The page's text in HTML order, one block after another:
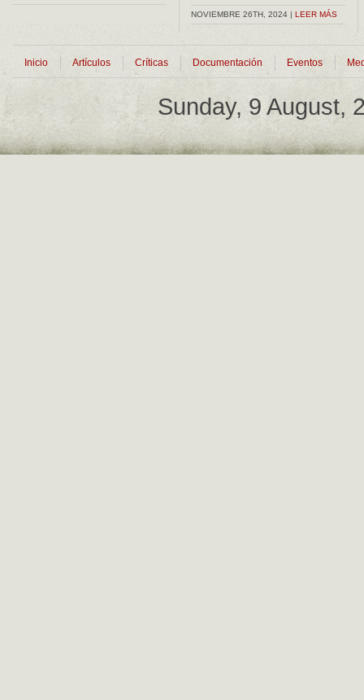
NOVIEMBRE 26TH, 2024 | LEER MÁS
Inicio Artículos Críticas Documentación Eventos
Sunday, 9 August,